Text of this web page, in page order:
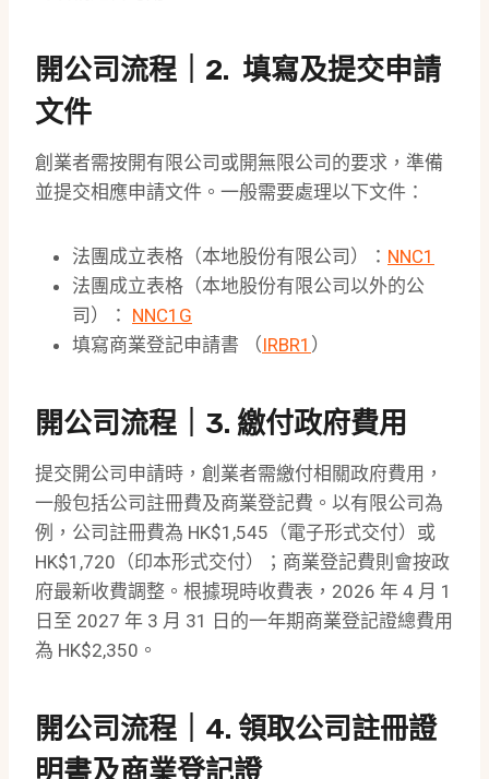
開公司流程｜2. 填寫及提交申請
文件
創業者需按開有限公司或開無限公司的要求，準備
並提交相應申請文件。一般需要處理以下文件：
法團成立表格（本地股份有限公司）： NNC1
法團成立表格（本地股份有限公司以外的公
司）： NNC1G
填寫商業登記申請書 （IRBR1 ）
開公司流程｜3. 繳付政府費用
提交開公司申請時，創業者需繳付相關政府費用，
一般包括公司註冊費及商業登記費。以有限公司為
例，公司註冊費為 HK$1,545（電子形式交付）或
HK$1,720（印本形式交付）；商業登記費則會按政
府最新收費調整。根據現時收費表，2026 年 4 月 1
日至 2027 年 3 月 31 日的一年期商業登記證總費用
為 HK$2,350。
開公司流程｜4. 領取公司註冊證